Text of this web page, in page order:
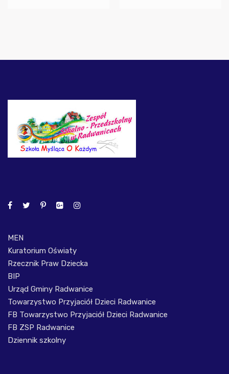
MEN
Kuratorium Oświaty
Rzecznik Praw Dziecka
BIP
Urząd Gminy Radwanice
Towarzystwo Przyjaciół Dzieci Radwanice
FB Towarzystwo Przyjaciół Dzieci Radwanice
FB ZSP Radwanice
Dziennik szkolny